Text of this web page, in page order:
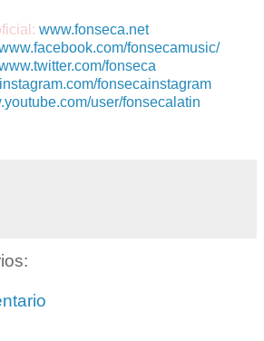
www.fonseca.net
facebook.com/fonsecamusic/
fonseca
fonsecainstagram
user/fonsecalatin